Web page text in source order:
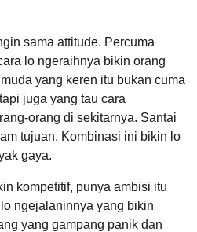
sama attitude. Percuma
lo ngeraihnya bikin orang
yang keren itu bukan cuma
juga yang tau cara
orang di sekitarnya. Santai
tujuan. Kombinasi ini bikin lo
gaya.
kompetitif, punya ambisi itu
ngejalaninnya yang bikin
yang gampang panik dan